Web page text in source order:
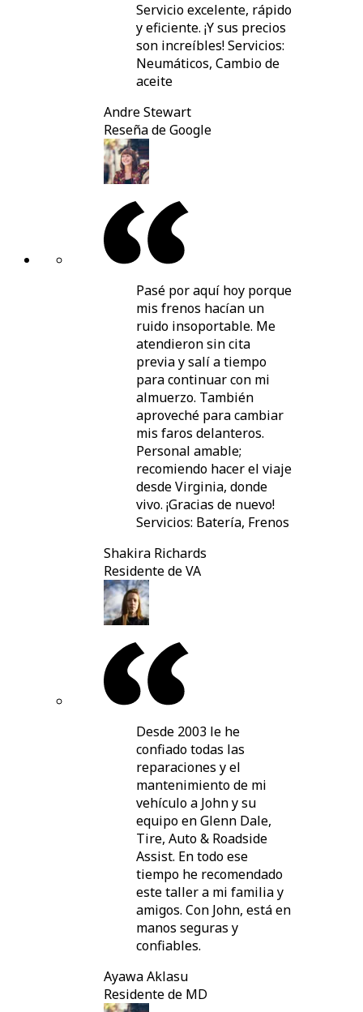
Servicio excelente, rápido
y eficiente. ¡Y sus precios
son increíbles! Servicios:
Neumáticos, Cambio de
aceite
Andre Stewart
Reseña de Google
Pasé por aquí hoy porque
mis frenos hacían un
ruido insoportable. Me
atendieron sin cita
previa y salí a tiempo
para continuar con mi
almuerzo. También
aproveché para cambiar
mis faros delanteros.
Personal amable;
recomiendo hacer el viaje
desde Virginia, donde
vivo. ¡Gracias de nuevo!
Servicios: Batería, Frenos
Shakira Richards
Residente de VA
Desde 2003 le he
confiado todas las
reparaciones y el
mantenimiento de mi
vehículo a John y su
equipo en Glenn Dale,
Tire, Auto & Roadside
Assist. En todo ese
tiempo he recomendado
este taller a mi familia y
amigos. Con John, está en
manos seguras y
confiables.
Ayawa Aklasu
Residente de MD